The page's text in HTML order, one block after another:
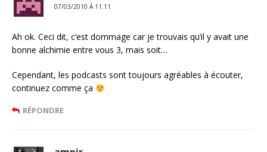
07/03/2010 Á 11:11
Ah ok. Ceci dit, c’est dommage car je trouvais qu’il y avait une
bonne alchimie entre vous 3, mais soit…
Cependant, les podcasts sont toujours agréables à écouter,
continuez comme ça
RÉPONDRE